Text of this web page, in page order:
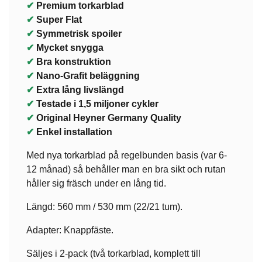
✔ Premium torkarblad
✔ Super Flat
✔ Symmetrisk spoiler
✔ Mycket snygga
✔ Bra konstruktion
✔ Nano-Grafit beläggning
✔ Extra lång livslängd
✔ Testade i 1,5 miljoner cykler
✔ Original Heyner Germany Quality
✔ Enkel installation
Med nya torkarblad på regelbunden basis (var 6-
12 månad) så behåller man en bra sikt och rutan
håller sig fräsch under en lång tid.
Längd: 560 mm / 530 mm (22/21 tum).
Adapter: Knappfäste.
Säljes i 2-pack (två torkarblad, komplett till